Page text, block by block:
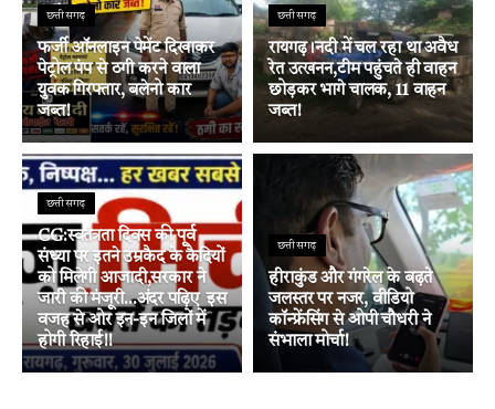
छत्तीसगढ़
फर्जी ऑनलाइन पेमेंट दिखाकर
पेट्रोल पंप से ठगी करने वाला
युवक गिरफ्तार, बलेनो कार
जब्त!
छत्तीसगढ़
रायगढ़।नदी में चल रहा था अवैध
रेत उत्खनन,टीम पहुंचते ही वाहन
छोड़कर भागे चालक, 11 वाहन
जब्त!
छत्तीसगढ़
CG:स्वतंत्रता दिवस की पूर्व
संध्या पर इतने उम्रकैद के कैदियों
को मिलेगी आजादी,सरकार ने
जारी की मंजूरी…अंदर पढ़िए इस
वजह से ओर इन-इन जिलों में
होगी रिहाई!!
छत्तीसगढ़
हीराकुंड और गंगरेल के बढ़ते
जलस्तर पर नजर, वीडियो
कॉन्फ्रेंसिंग से ओपी चौधरी ने
संभाला मोर्चा!